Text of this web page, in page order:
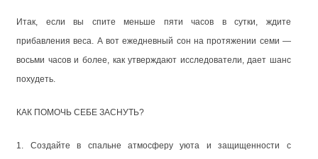
Итак, если вы спите меньше пяти часов в сутки, ждите
прибавления веса. А вот ежедневный сон на протяжении семи —
восьми часов и более, как утверждают исследователи, дает шанс
похудеть.
КАК ПОМОЧЬ СЕБЕ ЗАСНУТЬ?
1. Создайте в спальне атмосферу уюта и защищенности с